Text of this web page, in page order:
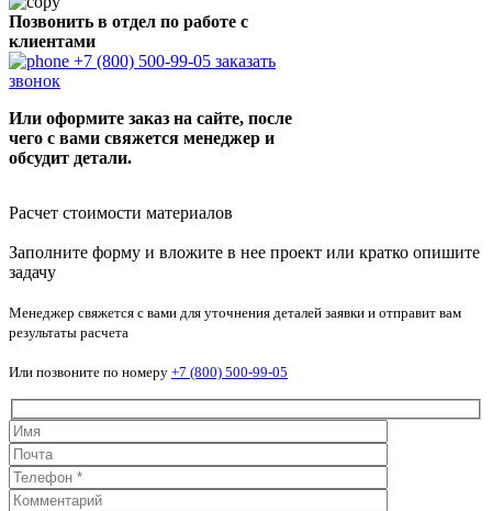
Позвонить в отдел по работе с
клиентами
+7 (800) 500-99-05 заказать
звонок
Или оформите заказ на сайте, после
чего с вами свяжется менеджер и
обсудит детали.
Расчет стоимости материалов
Заполните форму и вложите в нее проект или кратко опишите
задачу
Менеджер свяжется с вами для уточнения деталей заявки и отправит вам
результаты расчета
Или позвоните по номеру +7 (800) 500-99-05